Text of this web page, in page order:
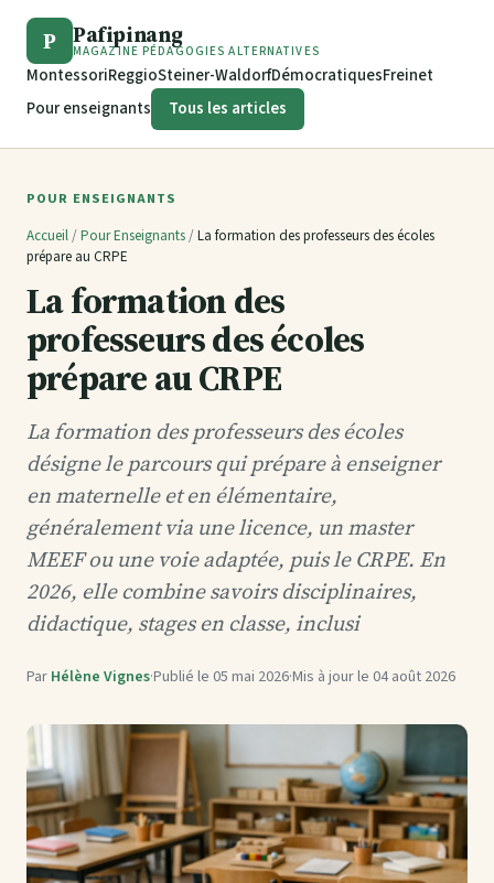
P Pafipinang
MAGAZINE PÉDAGOGIES ALTERNATIVES
MontessoriReggioSteiner-WaldorfDémocratiquesFreinet
Pour enseignants
Tous les articles
POUR ENSEIGNANTS
Accueil /Pour Enseignants /La formation des professeurs des écoles
prépare au CRPE
La formation des
professeurs des écoles
prépare au CRPE
La formation des professeurs des écoles
désigne le parcours qui prépare à enseigner
en maternelle et en élémentaire,
généralement via une licence, un master
MEEF ou une voie adaptée, puis le CRPE. En
2026, elle combine savoirs disciplinaires,
didactique, stages en classe, inclusi
Par Hélène Vignes·Publié le 05 mai 2026·Mis à jour le 04 août 2026